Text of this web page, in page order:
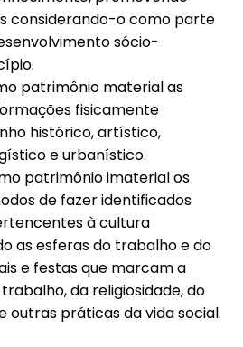
considerando-o como parte
sócio-
patrimônio material as
fisicamente
histórico, artístico,
e urbanístico.
patrimônio imaterial os
de fazer identificados
à cultura
as esferas do trabalho e do
e festas que marcam a
da religiosidade, do
outras práticas da vida social.